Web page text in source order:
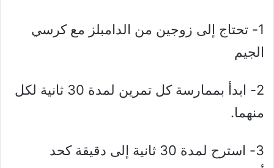
1- تحتاج إلى زوجين من الدامبلز مع كرسي
الجيم
2- ابدأ بممارسة كل تمرين لمدة 30 ثانية لكل
منهما.
3- استرح لمدة 30 ثانية إلى دقيقة كحد